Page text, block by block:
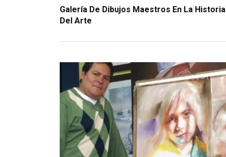
Galería De Dibujos Maestros En La Historia
Del Arte